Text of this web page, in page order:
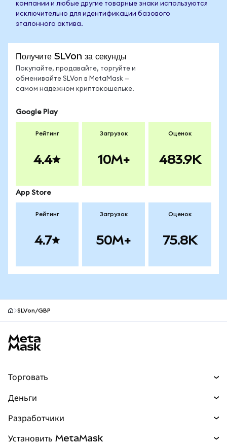
компании и любые другие товарные знаки используются
исключительно для идентификации базового
эталонного актива.
Получите SLVon за секунды
Покупайте, продавайте, торгуйте и
обменивайте SLVon в MetaMask —
самом надёжном криптокошельке.
Google Play
Рейтинг
4.4
Загрузок
10M+
Оценок
483.9K
App Store
Рейтинг
4.7
Загрузок
50M+
Оценок
75.8K
SLVon/GBP
Торговать
Прогнозы
Перпы НОВИНКА
Деньги
Разработчики
Установить MetaMask